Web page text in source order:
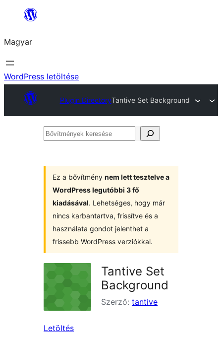
Ugrás
tartalomhoz
Magyar
WordPress letöltése
Plugin DirectoryTantive Set Background
Bővítmények
Ez a bővítmény nem lett tesztelve a
WordPress legutóbbi 3 fő
kiadásával. Lehetséges, hogy már
nincs karbantartva, frissítve és a
használata gondot jelenthet a
frissebb WordPress verziókkal.
Tantive Set
Background
Szerző: tantive
Letöltés